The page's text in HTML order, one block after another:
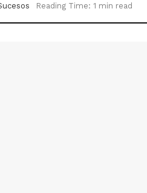
Reading Time: 1 min read